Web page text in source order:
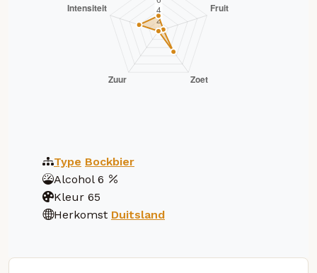
Type Bockbier
Alcohol 6
Kleur 65
Herkomst Duitsland